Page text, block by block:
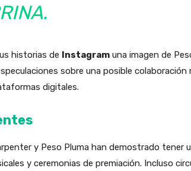
historias de Instagram una imagen de
sobre una posible colaboración
digitales.
y Peso Pluma han demostrado tener
y ceremonias de premiación. Incluso